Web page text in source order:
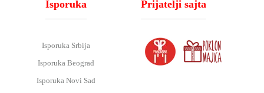
Isporuka
Isporuka Srbija
Isporuka Beograd
Isporuka Novi Sad
Prijatelji sajta